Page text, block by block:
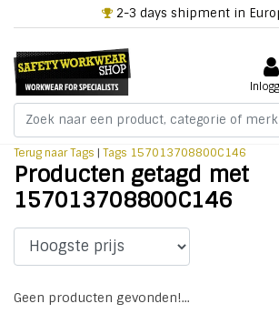
2-3 days shipment in
Terug naar Tags | Tags 157013708800C146
Producten getagd met
157013708800C146
Geen producten gevonden!...